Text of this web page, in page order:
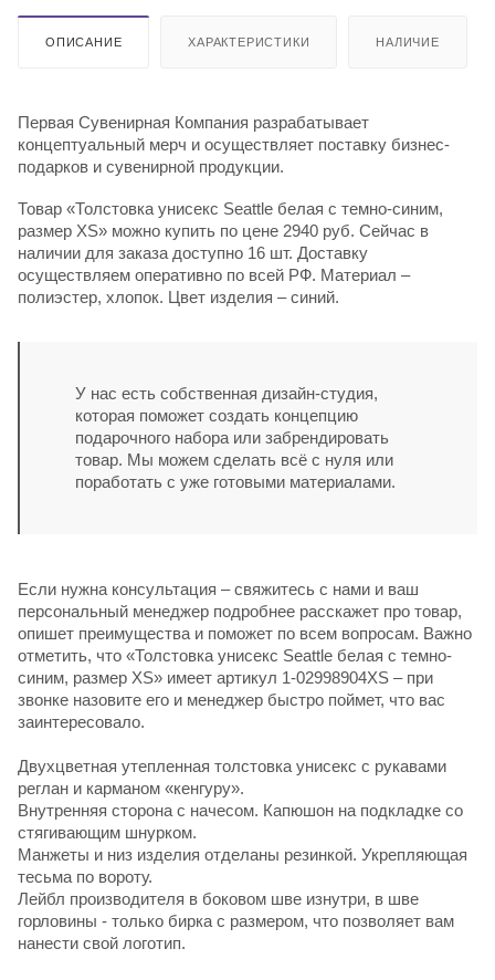
ОПИСАНИЕ ХАРАКТЕРИСТИКИ НАЛИЧИЕ
Первая Сувенирная Компания разрабатывает
концептуальный мерч и осуществляет поставку бизнес-
подарков и сувенирной продукции.
Товар «Толстовка унисекс Seattle белая с темно-синим,
размер XS» можно купить по цене 2940 руб. Сейчас в
наличии для заказа доступно 16 шт. Доставку
осуществляем оперативно по всей РФ. Материал –
полиэстер, хлопок. Цвет изделия – синий.
У нас есть собственная дизайн-студия,
которая поможет создать концепцию
подарочного набора или забрендировать
товар. Мы можем сделать всё с нуля или
поработать с уже готовыми материалами.
Если нужна консультация – свяжитесь с нами и ваш
персональный менеджер подробнее расскажет про товар,
опишет преимущества и поможет по всем вопросам. Важно
отметить, что «Толстовка унисекс Seattle белая с темно-
синим, размер XS» имеет артикул 1-02998904XS – при
звонке назовите его и менеджер быстро поймет, что вас
заинтересовало.
Двухцветная утепленная толстовка унисекс с рукавами
реглан и карманом «кенгуру».
Внутренняя сторона с начесом. Капюшон на подкладке со
стягивающим шнурком.
Манжеты и низ изделия отделаны резинкой. Укрепляющая
тесьма по вороту.
Лейбл производителя в боковом шве изнутри, в шве
горловины - только бирка с размером, что позволяет вам
нанести свой логотип.